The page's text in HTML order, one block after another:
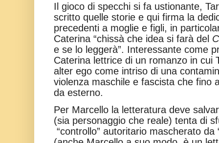
Il gioco di specchi si fa ustionante,
scritto quelle storie e qui firma la
precedenti a moglie e figli, in
Caterina “chissà che idea si farà del
e se lo leggerà”. Interessante come
Caterina lettrice di un romanzo in cui
alter ego come intriso di una
violenza maschile e fascista che fino
da esterno.
Per Marcello la letteratura deve
(sia personaggio che reale) tenta di
“controllo” autoritario mascherato da